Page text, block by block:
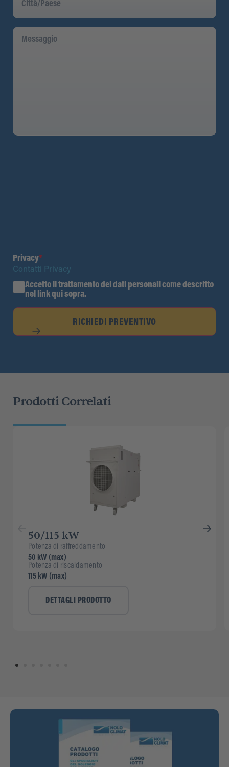
Messaggio
Privacy*
Contatti Privacy
Accetto il trattamento dei dati personali come descritto
nel link qui sopra.
RICHIEDI PREVENTIVO
Prodotti Correlati
50/115 kW
Potenza di raffreddamento
50 kW (max)
Potenza di riscaldamento
115 kW (max)
DETTAGLI PRODOTTO